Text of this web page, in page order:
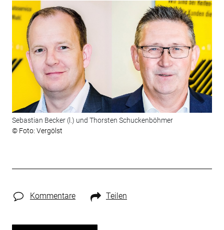
Sebastian Becker (l.) und Thorsten Schuckenböhmer
© Foto: Vergölst
Kommentare Teilen